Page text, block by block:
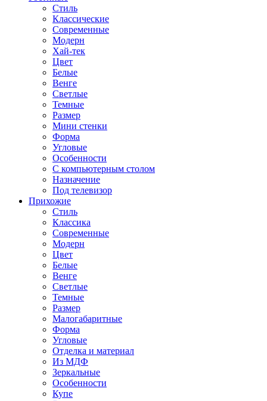
Стиль
Классические
Современные
Модерн
Хай-тек
Цвет
Белые
Венге
Светлые
Темные
Размер
Мини стенки
Форма
Угловые
Особенности
С компьютерным столом
Назначение
Под телевизор
Прихожие
Стиль
Классика
Современные
Модерн
Цвет
Белые
Венге
Светлые
Темные
Размер
Малогабаритные
Форма
Угловые
Отделка и материал
Из МДФ
Зеркальные
Особенности
Купе